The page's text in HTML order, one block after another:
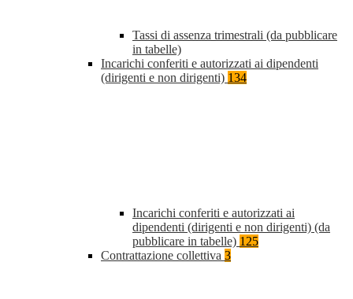
Tassi di assenza trimestrali (da pubblicare
in tabelle)
Incarichi conferiti e autorizzati ai dipendenti
(dirigenti e non dirigenti) 134
Incarichi conferiti e autorizzati ai
dipendenti (dirigenti e non dirigenti) (da
pubblicare in tabelle) 125
Contrattazione collettiva 3